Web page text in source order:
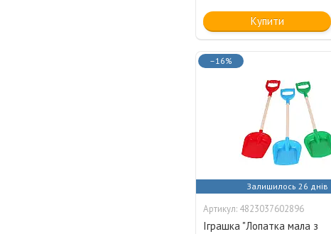
Купити
–16%
Залишилось 26 днів
4823037602896
Іграшка "Лопатка мала з